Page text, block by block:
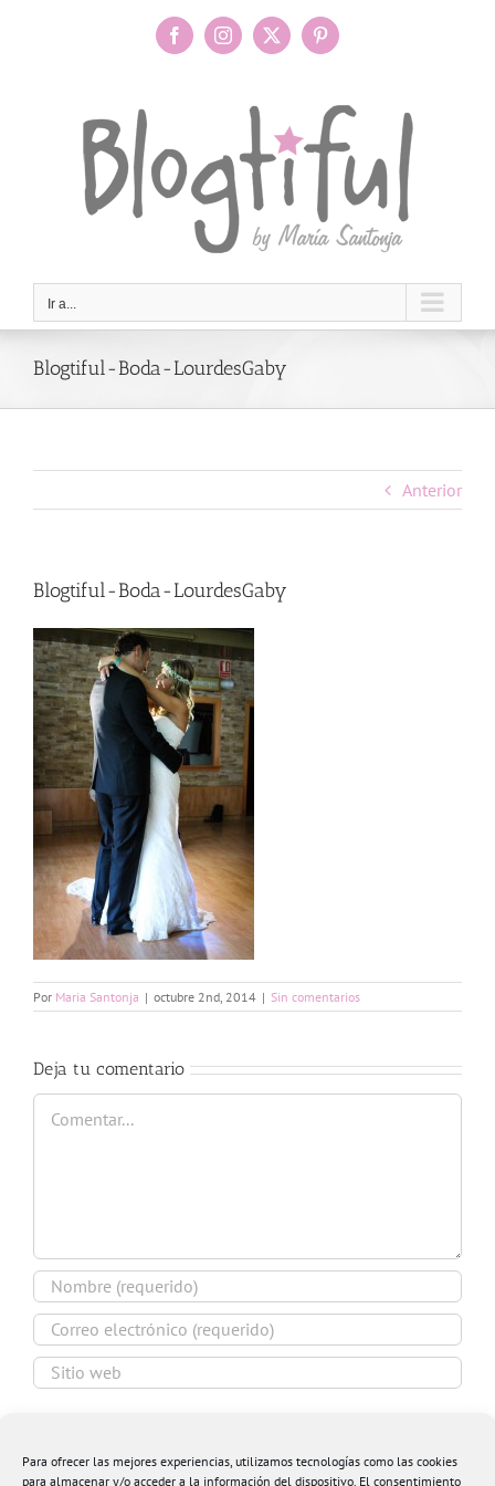
Para ofrecer las mejores experiencias, utilizamos tecnologías como las cookies
para almacenar y/o acceder a la información del dispositivo. El consentimiento
FacebookInstagram
X Pinterest
Ir a...
Blogtiful-Boda-LourdesGaby
Anterior
Blogtiful-Boda-LourdesGaby
Por Maria Santonja | octubre 2nd, 2014 | Sin comentarios
Deja tu comentario
Comentar
navegador para la próxima vez que comente.